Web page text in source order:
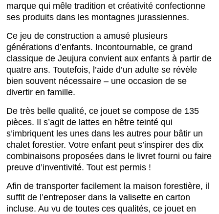
marque qui mêle tradition et créativité confectionne
ses produits dans les montagnes jurassiennes.
Ce jeu de construction a amusé plusieurs
générations d’enfants. Incontournable, ce grand
classique de Jeujura convient aux enfants à partir de
quatre ans. Toutefois, l’aide d’un adulte se révèle
bien souvent nécessaire – une occasion de se
divertir en famille.
De très belle qualité, ce jouet se compose de 135
pièces. Il s’agit de lattes en hêtre teinté qui
s’imbriquent les unes dans les autres pour bâtir un
chalet forestier. Votre enfant peut s’inspirer des dix
combinaisons proposées dans le livret fourni ou faire
preuve d’inventivité. Tout est permis !
Afin de transporter facilement la maison forestière, il
suffit de l’entreposer dans la valisette en carton
incluse. Au vu de toutes ces qualités, ce jouet en